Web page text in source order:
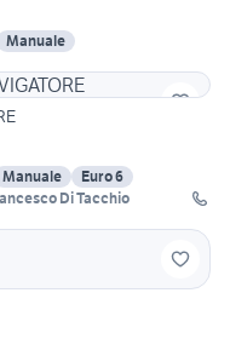
Manuale
Manuale
Euro 6
Di Tacchio